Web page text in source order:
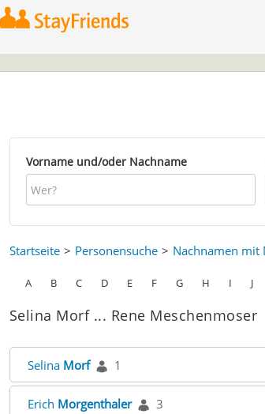
Vorname und/oder Nachname
Startseite Personensuche Nachnamen mit
A B C D E F G H I J
Selina Morf ... Rene Meschenmoser
Selina Morf 1
Erich Morgenthaler 3